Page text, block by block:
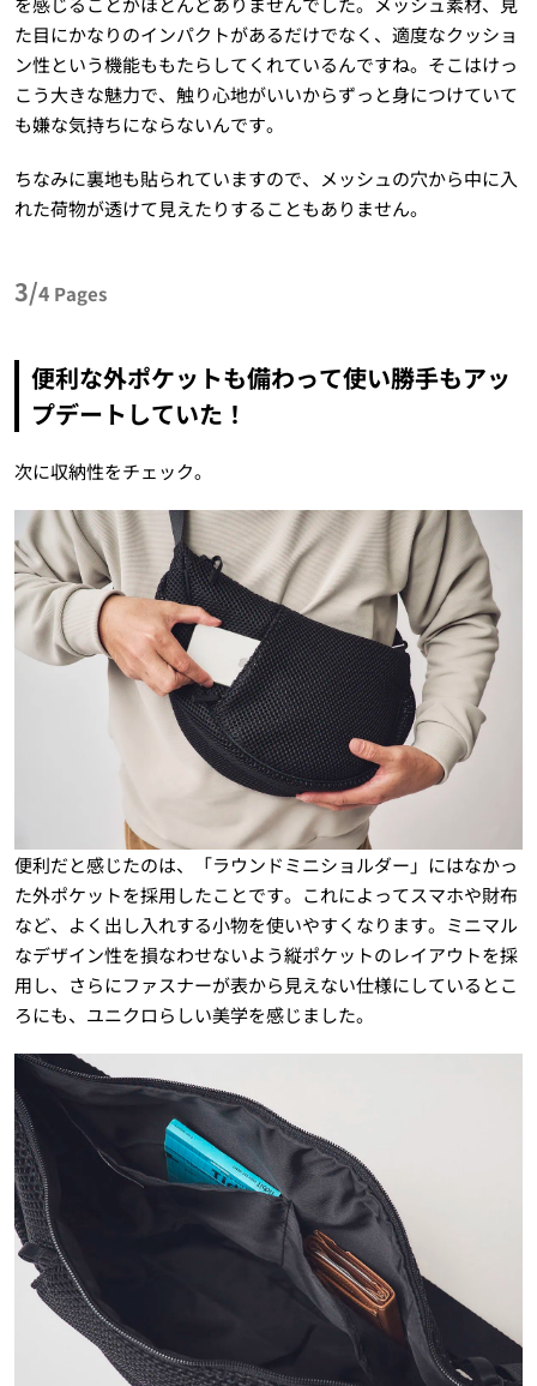
た目にかなりのインパクトがあるだけでなく、適度なクッショ
ン性という機能ももたらしてくれているんですね。そこはけっ
こう大きな魅力で、触り心地がいいからずっと身につけていて
も嫌な気持ちにならないんです。
ちなみに裏地も貼られていますので、メッシュの穴から中に入
れた荷物が透けて見えたりすることもありません。
3/4 Pages
便利な外ポケットも備わって使い勝手もアッ
プデートしていた！
次に収納性をチェック。
便利だと感じたのは、「ラウンドミニショルダー」にはなかっ
た外ポケットを採用したことです。これによってスマホや財布
など、よく出し入れする小物を使いやすくなります。ミニマル
なデザイン性を損なわせないよう縦ポケットのレイアウトを採
用し、さらにファスナーが表から見えない仕様にしているとこ
ろにも、ユニクロらしい美学を感じました。